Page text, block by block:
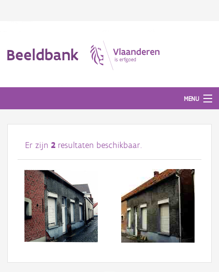
Beeldbank
MENU
Afbeeldingen
#BeeldIndeKijker
Hergebruik
Over ons
Aanmelden
Er zijn 2 resultaten beschikbaar.